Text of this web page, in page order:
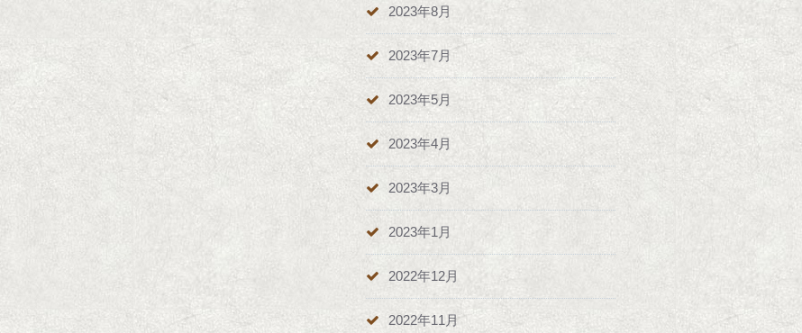
2023年8月
2023年7月
2023年5月
2023年4月
2023年3月
2023年1月
2022年12月
2022年11月